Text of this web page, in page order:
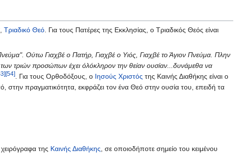
Τριαδικό Θεό. Για τους Πατέρες της Εκκλησίας, ο Τριαδικός Θεός είναι
Ούτω Γιαχβέ ο Πατήρ, Γιαχβέ ο Υιός, Γιαχβέ το Άγιον Πνεύμα. Πλην
των τριών προσώπων έχει όλόκληρον την θείαν ουσίαν...δυνάμεθα να
[54]. Για τους Ορθοδόξους, ο Ιησούς Χριστός της Καινής Διαθήκης είναι ο
στην πραγματικότητα, εκφράζει τον ένα Θεό στην ουσία του, επειδή τα
της Καινής Διαθήκης , σε οποιοδήποτε σημείο του κειμένου